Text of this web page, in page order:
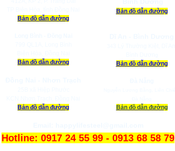
Bản đồ dẫn đường
Bản đồ dẫn đường
Bản đồ dẫn đường
Bản đồ dẫn đường
Bản đồ dẫn đường
Bản đồ dẫn đường
Hotline: 0917 24 55 99 - 0913 68 58 79